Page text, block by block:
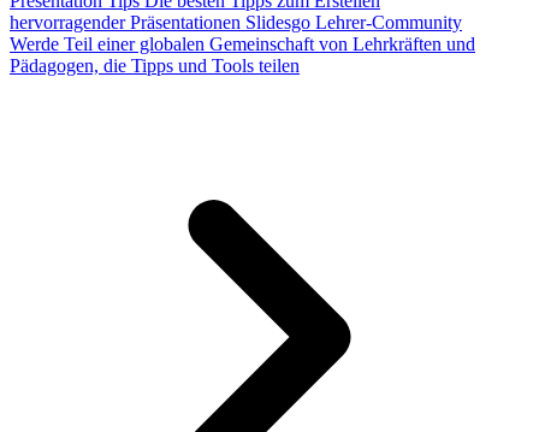
hervorragender Präsentationen Slidesgo Lehrer-Community
Werde Teil einer globalen Gemeinschaft von Lehrkräften und
Pädagogen, die Tipps und Tools teilen